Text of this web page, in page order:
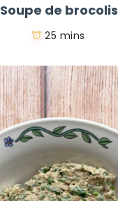
Soupe de brocolis
25 mins